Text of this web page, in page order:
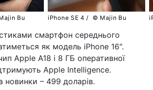
Bu iPhone SE 4 / © Majin Bu
смартфон середнього
як модель iPhone 16".
Apple A18 і 8 ГБ оперативної
Apple Intelligence.
новинки – 499 доларів.